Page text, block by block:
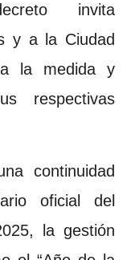
invita
y a la Ciudad
la medida y
respectivas
continuidad
oficial del
la gestión